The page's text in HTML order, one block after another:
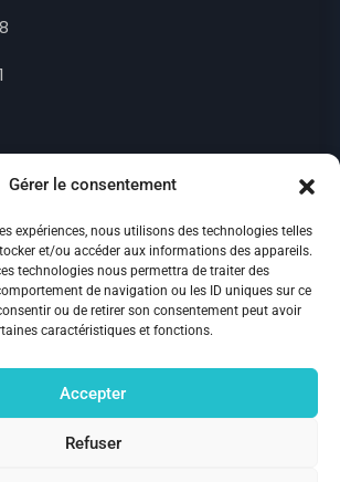
Gérer le consentement
expériences, nous utilisons des technologies telles
et/ou accéder aux informations des appareils.
technologies nous permettra de traiter des
de navigation ou les ID uniques sur ce
ou de retirer son consentement peut avoir
caractéristiques et fonctions.
Accepter
Refuser
remboursement
fichiers témoins
: